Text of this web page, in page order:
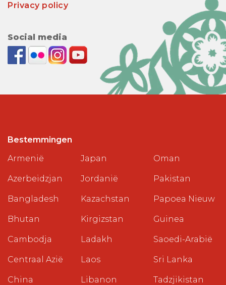
Privacy policy
Social media
Bestemmingen
Armenië
Azerbeidzjan
Bangladesh
Bhutan
Cambodja
Centraal Azië
China
Japan
Jordanië
Kazachstan
Kirgizstan
Ladakh
Laos
Libanon
Oman
Pakistan
Papoea Nieuw
Guinea
Saoedi-Arabië
Sri Lanka
Tadzjikistan